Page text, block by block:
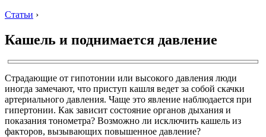
Статьи ›
Кашель и поднимается давление
Страдающие от гипотонии или высокого давления люди
иногда замечают, что приступ кашля ведет за собой скачки
артериального давления. Чаще это явление наблюдается при
гипертонии. Как зависит состояние органов дыхания и
показания тонометра? Возможно ли исключить кашель из
факторов, вызывающих повышенное давление?